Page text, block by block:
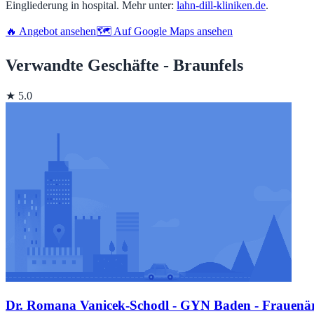
Eingliederung in hospital. Mehr unter: lahn-dill-kliniken.de.
🔥 Angebot ansehen🗺️ Auf Google Maps ansehen
Verwandte Geschäfte - Braunfels
★ 5.0
Dr. Romana Vanicek-Schodl - GYN Baden -